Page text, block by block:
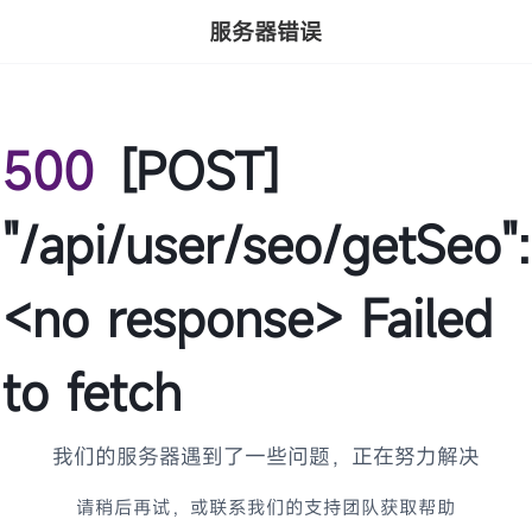
服务器错误
500 [POST]
"/api/user/seo/getSeo":
<no response> Failed
to fetch
我们的服务器遇到了一些问题，正在努力解决
请稍后再试，或联系我们的支持团队获取帮助